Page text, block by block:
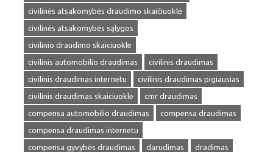
civilinės atsakomybės draudimo skaičiuoklė
civilinės atsakomybės sąlygos
civilinio draudimo skaiciuokle
civilinis automobilio draudimas
civilinis draudimas
civilinis draudimas internetu
civilinis draudimas pigiausias
civilinis draudimas skaiciuokle
cmr draudimas
compensa automobilio draudimas
compensa draudimas
compensa draudimas internetu
compensa gyvybės draudimas
darudimas
dradimas